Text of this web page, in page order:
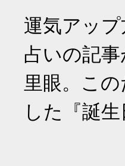
運気アッ
占いの記
里眼。こ
した『誕